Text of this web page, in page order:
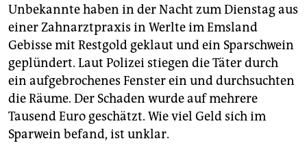
kultur
sport
berlin
nord
wahrheit
Unbekannte haben in der Nacht zum Dienstag aus
einer Zahnarztpraxis in Werlte im Emsland
Gebisse mit Restgold geklaut und ein Sparschwein
geplündert. Laut Polizei stiegen die Täter durch
ein aufgebrochenes Fenster ein und durchsuchten
die Räume. Der Schaden wurde auf mehrere
Tausend Euro geschätzt. Wie viel Geld sich im
Sparwein befand, ist unklar.